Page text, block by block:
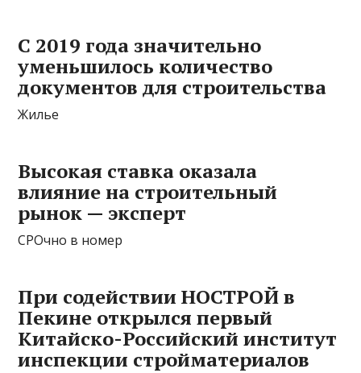
С 2019 года значительно
уменьшилось количество
документов для строительства
Жилье
Высокая ставка оказала
влияние на строительный
рынок — эксперт
СРОчно в номер
При содействии НОСТРОЙ в
Пекине открылся первый
Китайско-Российский институт
инспекции стройматериалов